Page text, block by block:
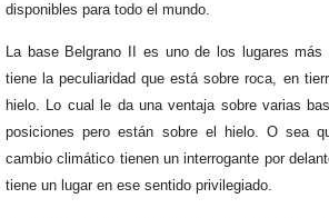
disponibles para todo el mundo.
La base Belgrano II es uno de los lugares
tiene la peculiaridad que está sobre roca, en
hielo. Lo cual le da una ventaja sobre varias
posiciones pero están sobre el hielo. O sea
cambio climático tienen un interrogante por
tiene un lugar en ese sentido privilegiado.